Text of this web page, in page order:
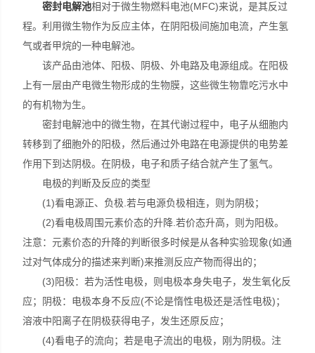
上海楚兮实业有限公司
密封电解池相对于微生物燃料电池(MFC)来说，是其反过
程。利用微生物作为反应主体，在阴阳极间施加电流，产生氢
气或者甲烷的一种电解池。
该产品由池体、阳极、阴极、外电路及电源组成。在阳极
上有一层由产电微生物形成的生物膜，这些微生物靠吃污水中
的有机物为生。
密封电解池中的微生物，在其代谢过程中，电子从细胞内
转移到了细胞外的阳极，然后通过外电路在电源提供的电势差
作用下到达阴极。在阴极，电子和质子结合就产生了氢气。
电极的判断及反应的类型
(1)看电源正、负极.若与电源负极相连，则为阴极；
(2)看电极周围元素价态的升降.若价态升高，则为阳极。
注意：元素价态的升降的判断很多时候是从各种实验现象(如通
过对气体成分的描述来判断)来推测反应产物而得出的；
(3)阳极：若为活性电极，则电极本身失电子，发生氧化反
应；阴极：电极本身不反应(不论是惰性电极还是活性电极)；
溶液中阳离子在阴极获得电子，发生还原反应；
(4)看电子的流向；若是电子流出的电极，刚为阴极。注